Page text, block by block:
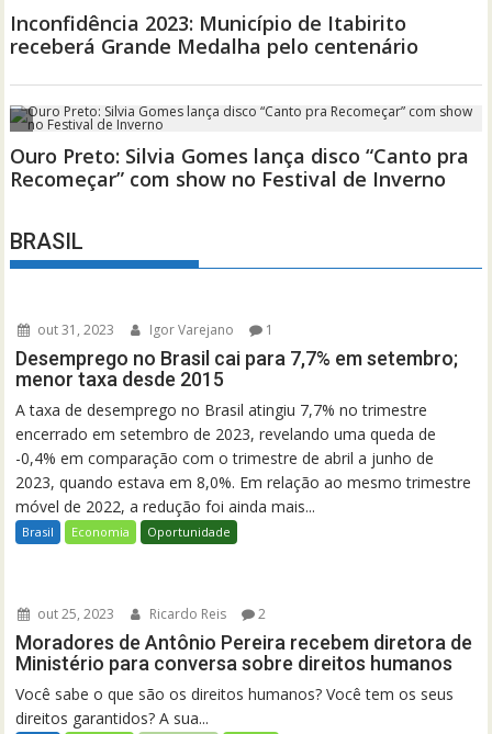
BRASIL
out 31, 2023 Igor Varejano 1
Desemprego no Brasil cai para 7,7% em setembro;
menor taxa desde 2015
A taxa de desemprego no Brasil atingiu 7,7% no trimestre
encerrado em setembro de 2023, revelando uma queda de
-0,4% em comparação com o trimestre de abril a junho de
2023, quando estava em 8,0%. Em relação ao mesmo trimestre
móvel de 2022, a redução foi ainda mais...
Brasil Economia Oportunidade
out 25, 2023 Ricardo Reis 2
Moradores de Antônio Pereira recebem diretora de
Ministério para conversa sobre direitos humanos
Você sabe o que são os direitos humanos? Você tem os seus
direitos garantidos? A sua...